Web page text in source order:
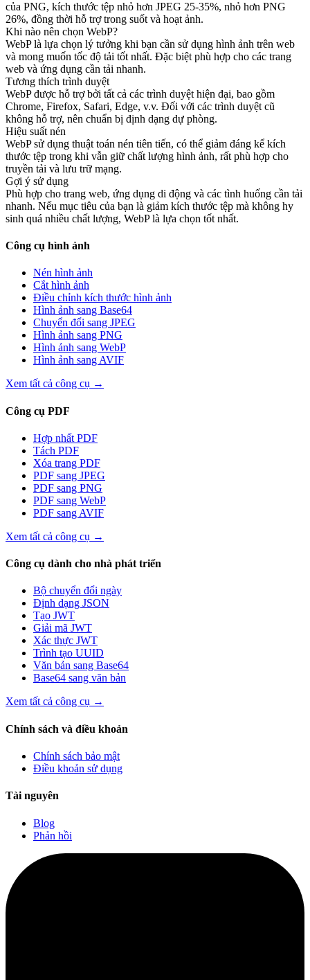
của PNG, kích thước tệp nhỏ hơn JPEG 25-35%, nhỏ hơn PNG
26%, đồng thời hỗ trợ trong suốt và hoạt ảnh.
Khi nào nên chọn WebP?
WebP là lựa chọn lý tưởng khi bạn cần sử dụng hình ảnh trên web
và mong muốn tốc độ tải tốt nhất. Đặc biệt phù hợp cho các trang
web và ứng dụng cần tải nhanh.
Tương thích trình duyệt
WebP được hỗ trợ bởi tất cả các trình duyệt hiện đại, bao gồm
Chrome, Firefox, Safari, Edge, v.v. Đối với các trình duyệt cũ
không hỗ trợ, nên chuẩn bị định dạng dự phòng.
Hiệu suất nén
WebP sử dụng thuật toán nén tiên tiến, có thể giảm đáng kể kích
thước tệp trong khi vẫn giữ chất lượng hình ảnh, rất phù hợp cho
truyền tải và lưu trữ mạng.
Gợi ý sử dụng
Phù hợp cho trang web, ứng dụng di động và các tình huống cần tải
nhanh. Nếu mục tiêu của bạn là giảm kích thước tệp mà không hy
sinh quá nhiều chất lượng, WebP là lựa chọn tốt nhất.
Công cụ hình ảnh
Nén hình ảnh
Cắt hình ảnh
Điều chỉnh kích thước hình ảnh
Hình ảnh sang Base64
Chuyển đổi sang JPEG
Hình ảnh sang PNG
Hình ảnh sang WebP
Hình ảnh sang AVIF
Xem tất cả công cụ →
Công cụ PDF
Hợp nhất PDF
Tách PDF
Xóa trang PDF
PDF sang JPEG
PDF sang PNG
PDF sang WebP
PDF sang AVIF
Xem tất cả công cụ →
Công cụ dành cho nhà phát triển
Bộ chuyển đổi ngày
Định dạng JSON
Tạo JWT
Giải mã JWT
Xác thực JWT
Trình tạo UUID
Văn bản sang Base64
Base64 sang văn bản
Xem tất cả công cụ →
Chính sách và điều khoản
Chính sách bảo mật
Điều khoản sử dụng
Tài nguyên
Blog
Phản hồi